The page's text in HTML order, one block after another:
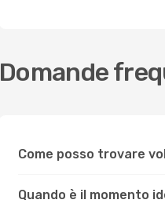
Domande
Come posso trovare
Quando è il momento